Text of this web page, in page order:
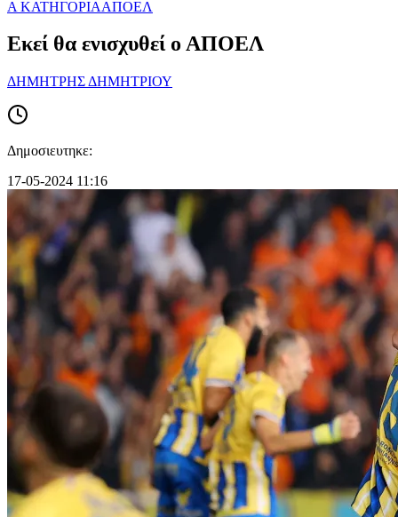
Α ΚΑΤΗΓΟΡΙΑΑΠΟΕΛ
Εκεί θα ενισχυθεί ο ΑΠΟΕΛ
ΔΗΜΗΤΡΗΣ ΔΗΜΗΤΡΙΟΥ
Δημοσιευτηκε:
17-05-2024 11:16